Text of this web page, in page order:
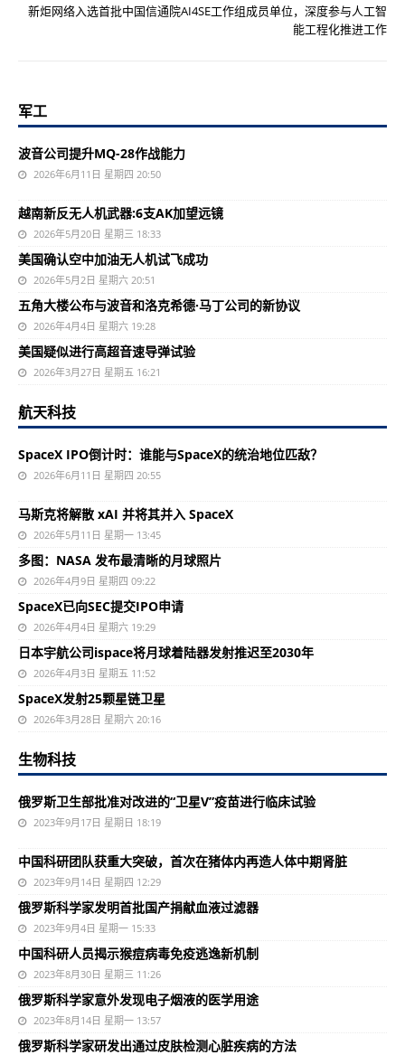
新炬网络入选首批中国信通院AI4SE工作组成员单位，深度参与人工智
能工程化推进工作
军工
波音公司提升MQ-28作战能力
2026年6月11日 星期四 20:50
越南新反无人机武器:6支AK加望远镜
2026年5月20日 星期三 18:33
美国确认空中加油无人机试飞成功
2026年5月2日 星期六 20:51
五角大楼公布与波音和洛克希德·马丁公司的新协议
2026年4月4日 星期六 19:28
美国疑似进行高超音速导弹试验
2026年3月27日 星期五 16:21
航天科技
SpaceX IPO倒计时：谁能与SpaceX的统治地位匹敌？
2026年6月11日 星期四 20:55
马斯克将解散 xAI 并将其并入 SpaceX
2026年5月11日 星期一 13:45
多图：NASA 发布最清晰的月球照片
2026年4月9日 星期四 09:22
SpaceX已向SEC提交IPO申请
2026年4月4日 星期六 19:29
日本宇航公司ispace将月球着陆器发射推迟至2030年
2026年4月3日 星期五 11:52
SpaceX发射25颗星链卫星
2026年3月28日 星期六 20:16
生物科技
俄罗斯卫生部批准对改进的“卫星V”疫苗进行临床试验
2023年9月17日 星期日 18:19
中国科研团队获重大突破，首次在猪体内再造人体中期肾脏
2023年9月14日 星期四 12:29
俄罗斯科学家发明首批国产捐献血液过滤器
2023年9月4日 星期一 15:33
中国科研人员揭示猴痘病毒免疫逃逸新机制
2023年8月30日 星期三 11:26
俄罗斯科学家意外发现电子烟液的医学用途
2023年8月14日 星期一 13:57
俄罗斯科学家研发出通过皮肤检测心脏疾病的方法